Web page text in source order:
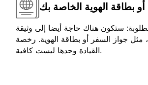
بطاقة الهوية الخاصة بك
ستكون هناك حاجة أيضا إلى وثيقة
مثل جواز السفر أو بطاقة الهوية. رخصة
القيادة وحدها ليست كافية.